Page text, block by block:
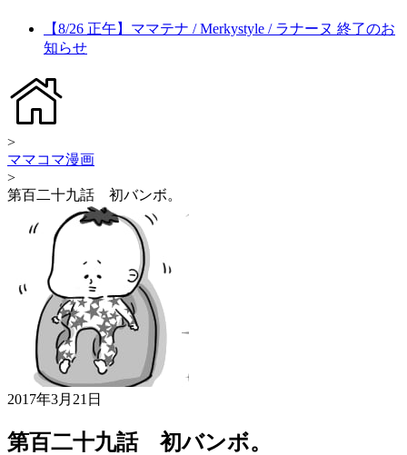
【8/26 正午】ママテナ / Merkystyle / ラナーヌ 終了のお
知らせ
>
ママコマ漫画
>
第百二十九話 初バンボ。
2017年3月21日
第百二十九話 初バンボ。